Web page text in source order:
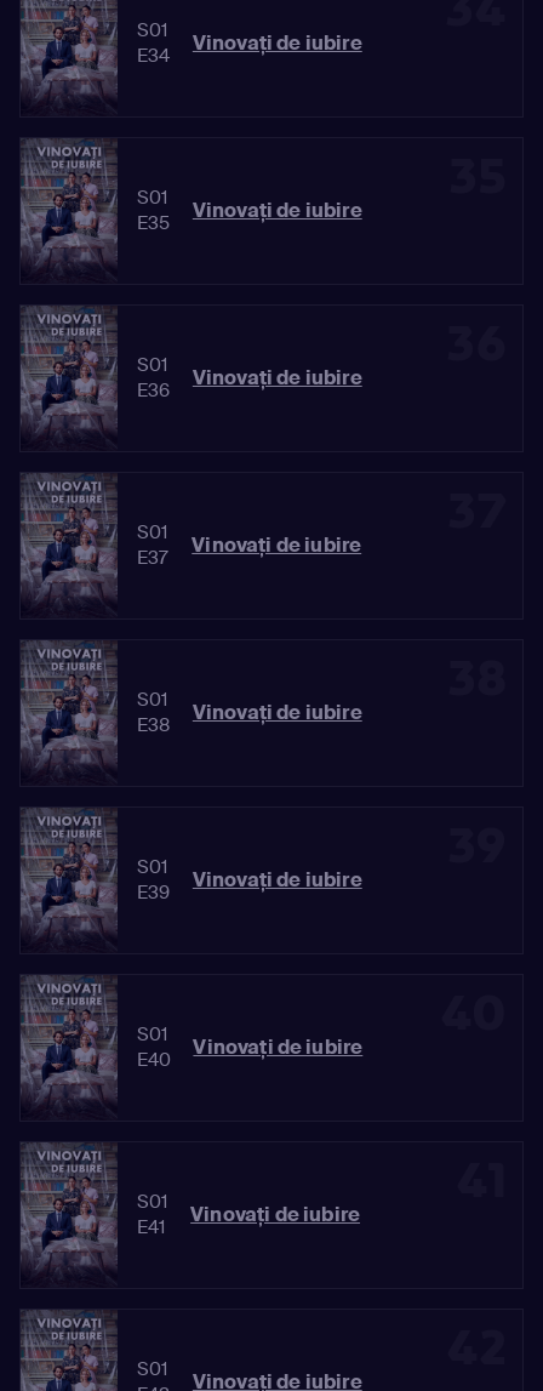
S01
E34
Vinovaţi de iubire
S01
E35
Vinovaţi de iubire
S01
E36
Vinovaţi de iubire
S01
E37
Vinovaţi de iubire
S01
E38
Vinovaţi de iubire
S01
E39
Vinovaţi de iubire
S01
E40
Vinovaţi de iubire
S01
E41
Vinovaţi de iubire
S01
Vinovaţi de iubire